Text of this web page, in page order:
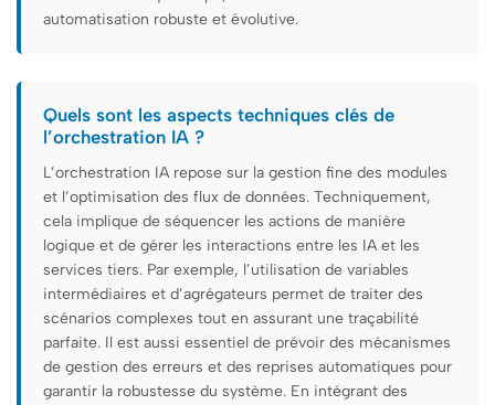
automatisation robuste et évolutive.
Quels sont les aspects techniques clés de
l’orchestration IA ?
L’orchestration IA repose sur la gestion fine des modules
et l’optimisation des flux de données. Techniquement,
cela implique de séquencer les actions de manière
logique et de gérer les interactions entre les IA et les
services tiers. Par exemple, l’utilisation de variables
intermédiaires et d’agrégateurs permet de traiter des
scénarios complexes tout en assurant une traçabilité
parfaite. Il est aussi essentiel de prévoir des mécanismes
de gestion des erreurs et des reprises automatiques pour
garantir la robustesse du système. En intégrant des